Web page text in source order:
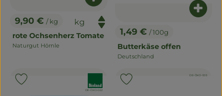
, Preis:
9,90 € / kg
rote Ochsenherz Tomate
, Herkunft:
Naturgut Hörnle
, Preis:
1,49 € / 100g
Butterkäse offen
, Herkunft:
Deutschland
, Kontrollstelle:
DE-ÖKO-022
Produkt zu Favouriten hinzufügen
, Verband:
, Kontrollstelle:
DE-ÖKO-003